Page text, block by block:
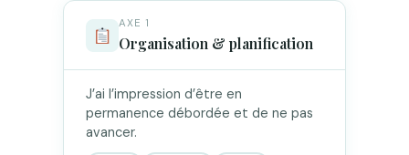
AXE 1
Organisation & planification
J’ai l’impression d’être en
permanence débordée et de ne pas
avancer.